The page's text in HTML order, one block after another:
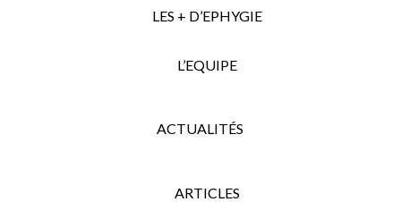
LES + D’EPHYGIE
L’EQUIPE
ACTUALITÉS
ARTICLES